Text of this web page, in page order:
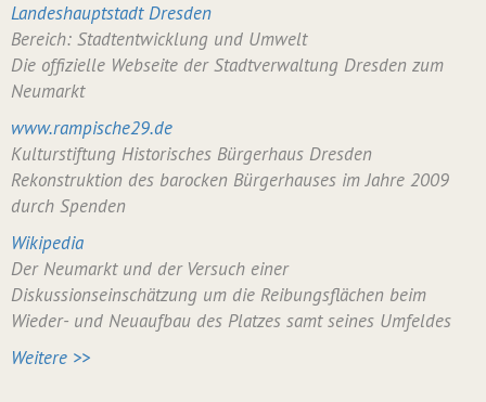
Landeshauptstadt Dresden
Bereich: Stadtentwicklung und Umwelt
Die offizielle Webseite der Stadtverwaltung Dresden zum
Neumarkt
www.rampische29.de
Kulturstiftung Historisches Bürgerhaus Dresden
Rekonstruktion des barocken Bürgerhauses im Jahre 2009
durch Spenden
Wikipedia
Der Neumarkt und der Versuch einer
Diskussionseinschätzung um die Reibungsflächen beim
Wieder- und Neuaufbau des Platzes samt seines Umfeldes
Weitere >>